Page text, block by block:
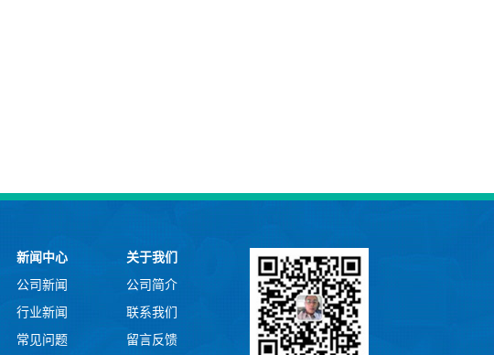
新闻中心
公司新闻
行业新闻
常见问题
关于我们
公司简介
联系我们
留言反馈